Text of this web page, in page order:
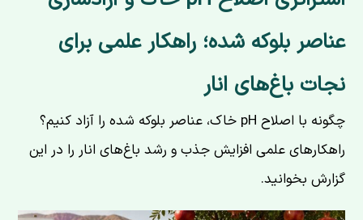
عناصر بلوکه شده؛ راهکار علمی برای
نجات باغ‌های انار
چگونه با اصلاح pH خاک، عناصر بلوکه شده را آزاد کنیم؟
راهکارهای علمی افزایش جذب و رشد باغ‌های انار را در این
گزارش بخوانید.